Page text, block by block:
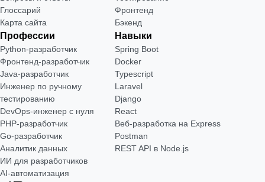
Глоссарий
Карта сайта
Фронтенд
Бэкенд
Профессии
Python-разработчик
Фронтенд-разработчик
Java-разработчик
Инженер по ручному
тестированию
DevOps-инженер с нуля
РНР-разработчик
Go-разработчик
Аналитик данных
ИИ для разработчиков
AI-автоматизация
Навыки
Spring Boot
Docker
Typescript
Laravel
Django
React
Веб-разработка на Express
Postman
REST API в Node.js